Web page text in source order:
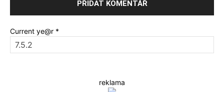
Current ye@r *
reklama